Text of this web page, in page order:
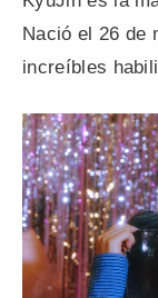
Nació el 26 de
increíbles